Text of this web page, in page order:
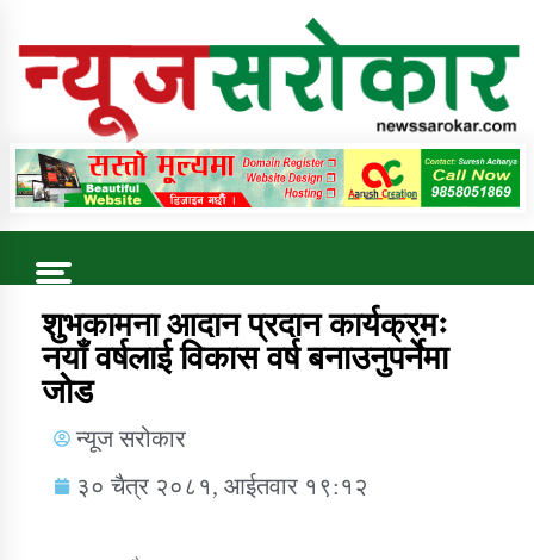
Online News Portal
Trending Now
शुभकामना आदान प्रदान कार्यक्रमः
नयाँ वर्षलाई विकास वर्ष बनाउनुपर्नेमा
जोड
न्यूज सरोकार
३० चैत्र २०८१, आईतवार १९:१२